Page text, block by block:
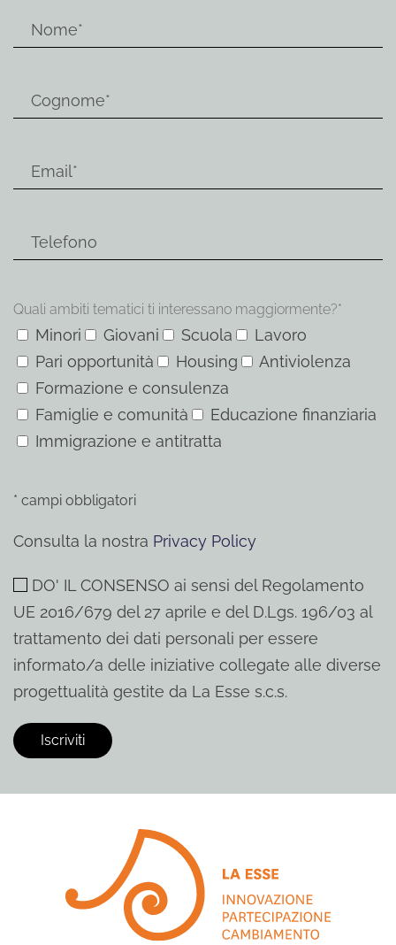
Quali ambiti tematici ti interessano maggiormente?*
Minori Giovani Scuola
Lavoro
Pari opportunità
Housing
Antiviolenza
Formazione e consulenza
Famiglie e comunità
Educazione finanziaria
Immigrazione e antitratta
* campi obbligatori
Consulta la nostra Privacy Policy
DO' IL CONSENSO ai sensi del Regolamento
UE 2016/679 del 27 aprile e del D.Lgs. 196/03 al
trattamento dei dati personali per essere
informato/a delle iniziative collegate alle diverse
progettualità gestite da La Esse s.c.s.